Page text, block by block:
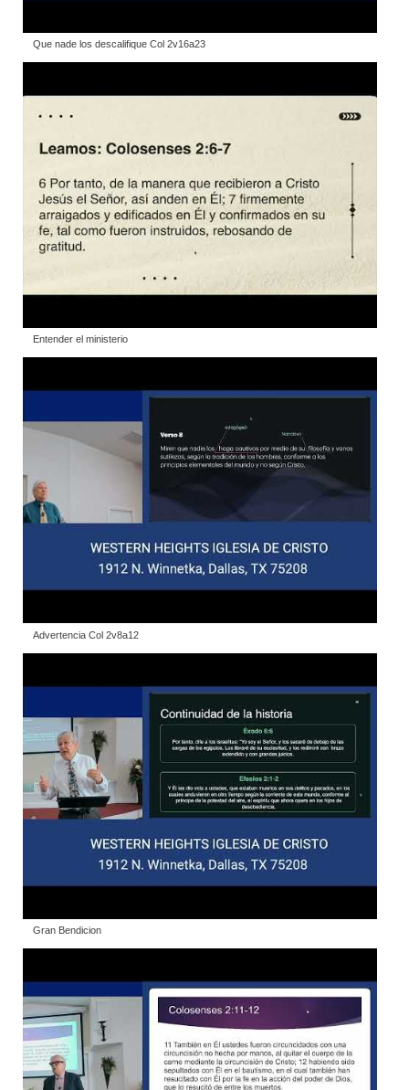
Que nade los descalifique Col 2v16a23
Entender el ministerio
Advertencia Col 2v8a12
Gran Bendicion